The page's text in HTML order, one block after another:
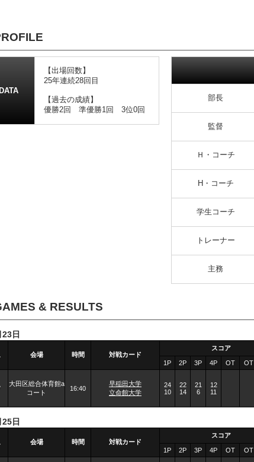
【出場回数】
25年連続28回目
【過去の成績】
優勝2回 準優勝1回 3位0回
部長
監督
Ｈ・コーチ
H・コーチ
学生コーチ
トレーナー
主務
& RESULTS
日
会場 時間 対戦カード
スコア
1P 2P 3P 4P OT OT
大田区総合体育館a
コート
16:40
早稲田大学
立命館大学
24
10
22
14
21
6
12
11
日
会場 時間 対戦カード
スコア
1P 2P 3P 4P OT OT